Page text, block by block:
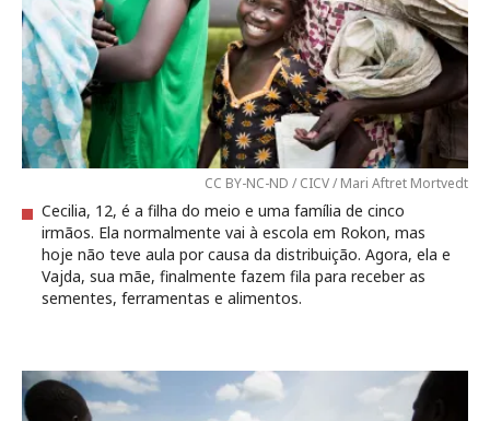
CC BY-NC-ND / CICV / Mari Aftret Mortvedt
Cecilia, 12, é a filha do meio e uma família de cinco
irmãos. Ela normalmente vai à escola em Rokon, mas
hoje não teve aula por causa da distribuição. Agora, ela e
Vajda, sua mãe, finalmente fazem fila para receber as
sementes, ferramentas e alimentos.